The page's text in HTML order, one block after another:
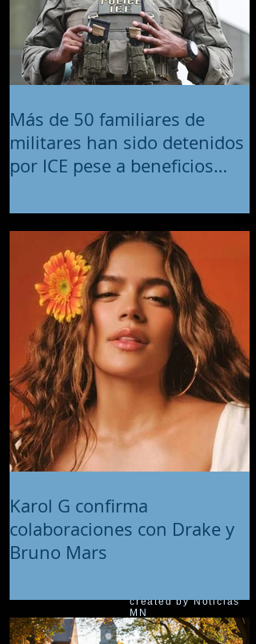
created by Noticias
MN
Más de 50 familiares de
militares han sido detenidos
por ICE pese a beneficios
Karol G confirma
colaboraciones con Drake y
Bruno Mars